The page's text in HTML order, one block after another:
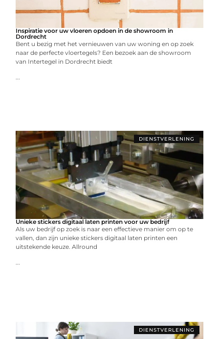
Inspiratie voor uw vloeren opdoen in de showroom in
Dordrecht
Bent u bezig met het vernieuwen van uw woning en op zoek
naar de perfecte vloertegels? Een bezoek aan de showroom
van Intertegel in Dordrecht biedt
...
DIENSTVERLENING
Unieke stickers digitaal laten printen voor uw bedrijf
Als uw bedrijf op zoek is naar een effectieve manier om op te
vallen, dan zijn unieke stickers digitaal laten printen een
uitstekende keuze. Allround
...
DIENSTVERLENING